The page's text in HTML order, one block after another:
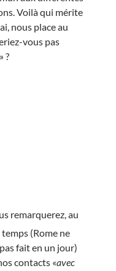
Voilà qui mérite
nous place au
vous pas
» ?
remarquerez, au
(Rome ne
pas fait en un jour)
contacts «avec